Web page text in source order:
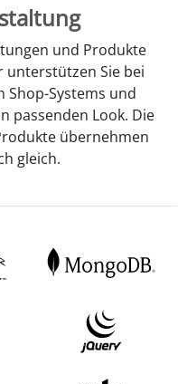
und Produkte
unterstützen Sie bei
Shop-Systems und
passenden Look. Die
übernehmen
gleich.